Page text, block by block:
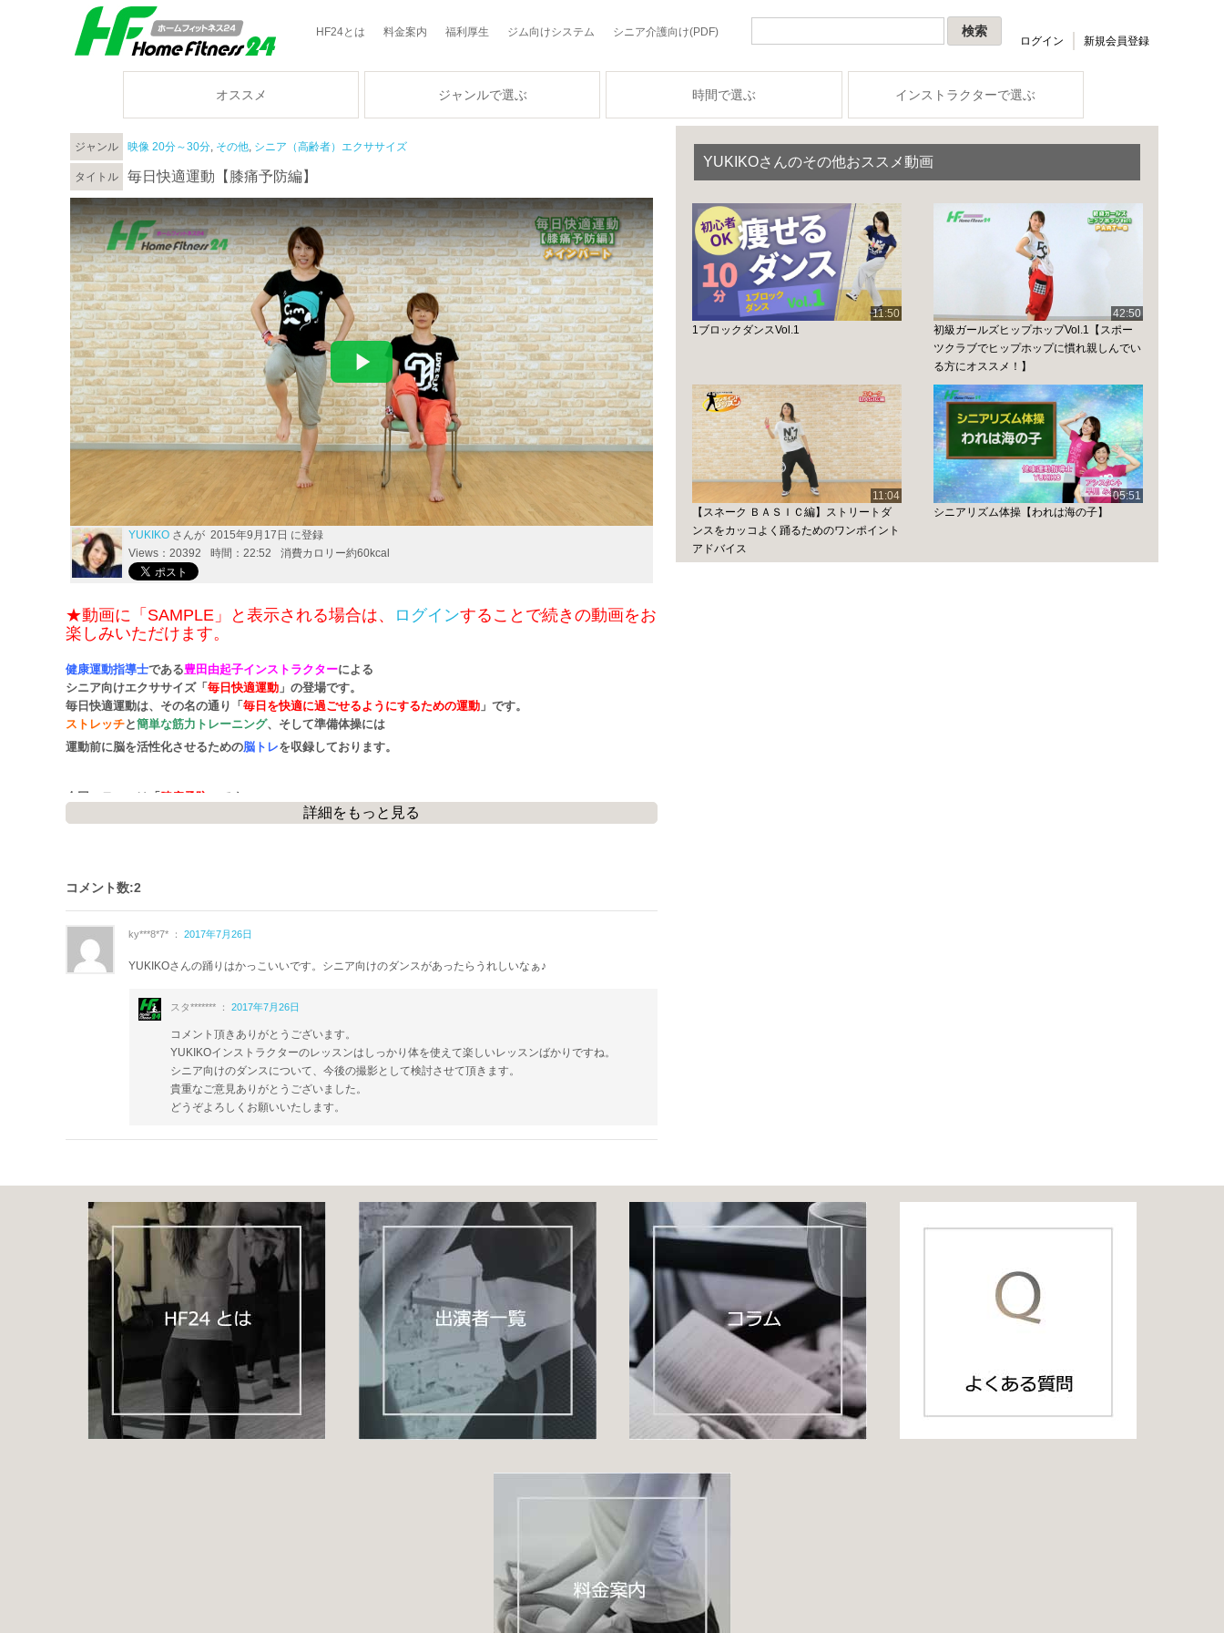
HF24とは 料金案内 福利厚生 ジム向けシステム シニア介護向け(PDF)
ログイン 新規会員登録
オススメ ジャンルで選ぶ 時間で選ぶ インストラクターで選ぶ
ジャンル 映像 20分～30分, その他, シニア（高齢者）エクササイズ
タイトル 毎日快適運動【膝痛予防編】
YUKIKO さんが 2015年9月17日 に登録
Views：20392
時間：22:52 消費カロリー約60kcal
★動画に「SAMPLE」と表示される場合は、 ログインすることで続きの動画をお
楽しみいただけます。
健康運動指導士である豊田由起子インストラクターによる
シニア向けエクササイズ「 毎日快適運動 」の登場です。
毎日快適運動は、その名の通り「 毎日を快適に過ごせるようにするための運動 」です。
ストレッチと簡単な筋力トレーニング、そして準備体操には
運動前に脳を活性化させるための脳トレを収録しております。
今回のテーマは「 膝痛予防
」です。
ための運動を行います。
事前に御用意の上、運動を始めて下さいね。
靴下を脱いで、運動を行いましょう。
今回、 撮影アシスタント（助手） に 健康運動指導士 の 藪上恵里インストラクター に
自分の体を使って負荷の小さな筋力トレーニングや、ストレッチを行います。
イスに座った方と立ってできる方のどちらも一緒に行える、とても分かりやすい健康運動
ストレッチは、体力の少ない高齢者の方でも行える効果的な体力作りと言われています。
足腰に負担がかかりにくい、負荷の小さな筋トレを日課として行うことで、
肩関節の可動域を広げたり、猫背など姿勢の改善・柔軟性の向上・持久力の向上・膝痛防止・腰痛防止
待できます。
また高齢になり衰えやすいと言われているのは 大腿四頭筋（太ももの筋肉）と言われています。
腹筋を強化することにより、腰痛予防
につながり、
大腿四頭筋を強化することで、
バランス力・歩行力・転倒防止・膝痛の防止 などの効果が期待されます。
筋力が向上すると基礎代謝も上がるため、肥満・メタボなどの生活習慣病の予防
にもつながり、
運動することは、同時にストレス解消 効果もあります。
詳細をもっと見る
コメント数:2
ky***8*7* ： 2017年7月26日
YUKIKOさんの踊りはかっこいいです。シニア向けのダンスがあったらうれしいなぁ♪
スタ******* ： 2017年7月26日
コメント頂きありがとうございます。
YUKIKOインストラクターのレッスンはしっかり体を使えて楽しいレッスンばかりですね。
シニア向けのダンスについて、今後の撮影として検討させて頂きます。
貴重なご意見ありがとうございました。
どうぞよろしくお願いいたします。
YUKIKOさんのその他おススメ動画
11:50
1ブロックダンスVol.1
42:50
初級ガールズヒップホップVol.1【スポー
ツクラブでヒップホップに慣れ親しんでい
る方にオススメ！】
11:04
【スネーク ＢＡＳＩＣ編】ストリートダ
ンスをカッコよく踊るためのワンポイント
アドバイス
05:51
シニアリズム体操【われは海の子】